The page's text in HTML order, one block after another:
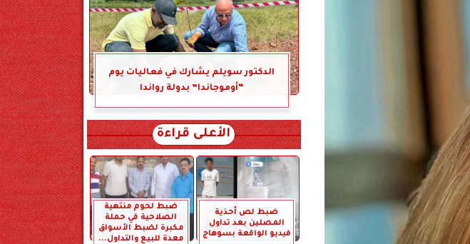
الدكتور سويلم يشارك في فعاليات يوم
“أوموجاندا” بدولة رواندا
الأعلى قراءة
ضبط لص أحذية
المصلين بعد تداول
فيديو الواقعة بسوهاج
ضبط لحوم منتهية
الصلاحية في حملة
مكبرة لضبط الأسواق
معدة للبيع والتداول...